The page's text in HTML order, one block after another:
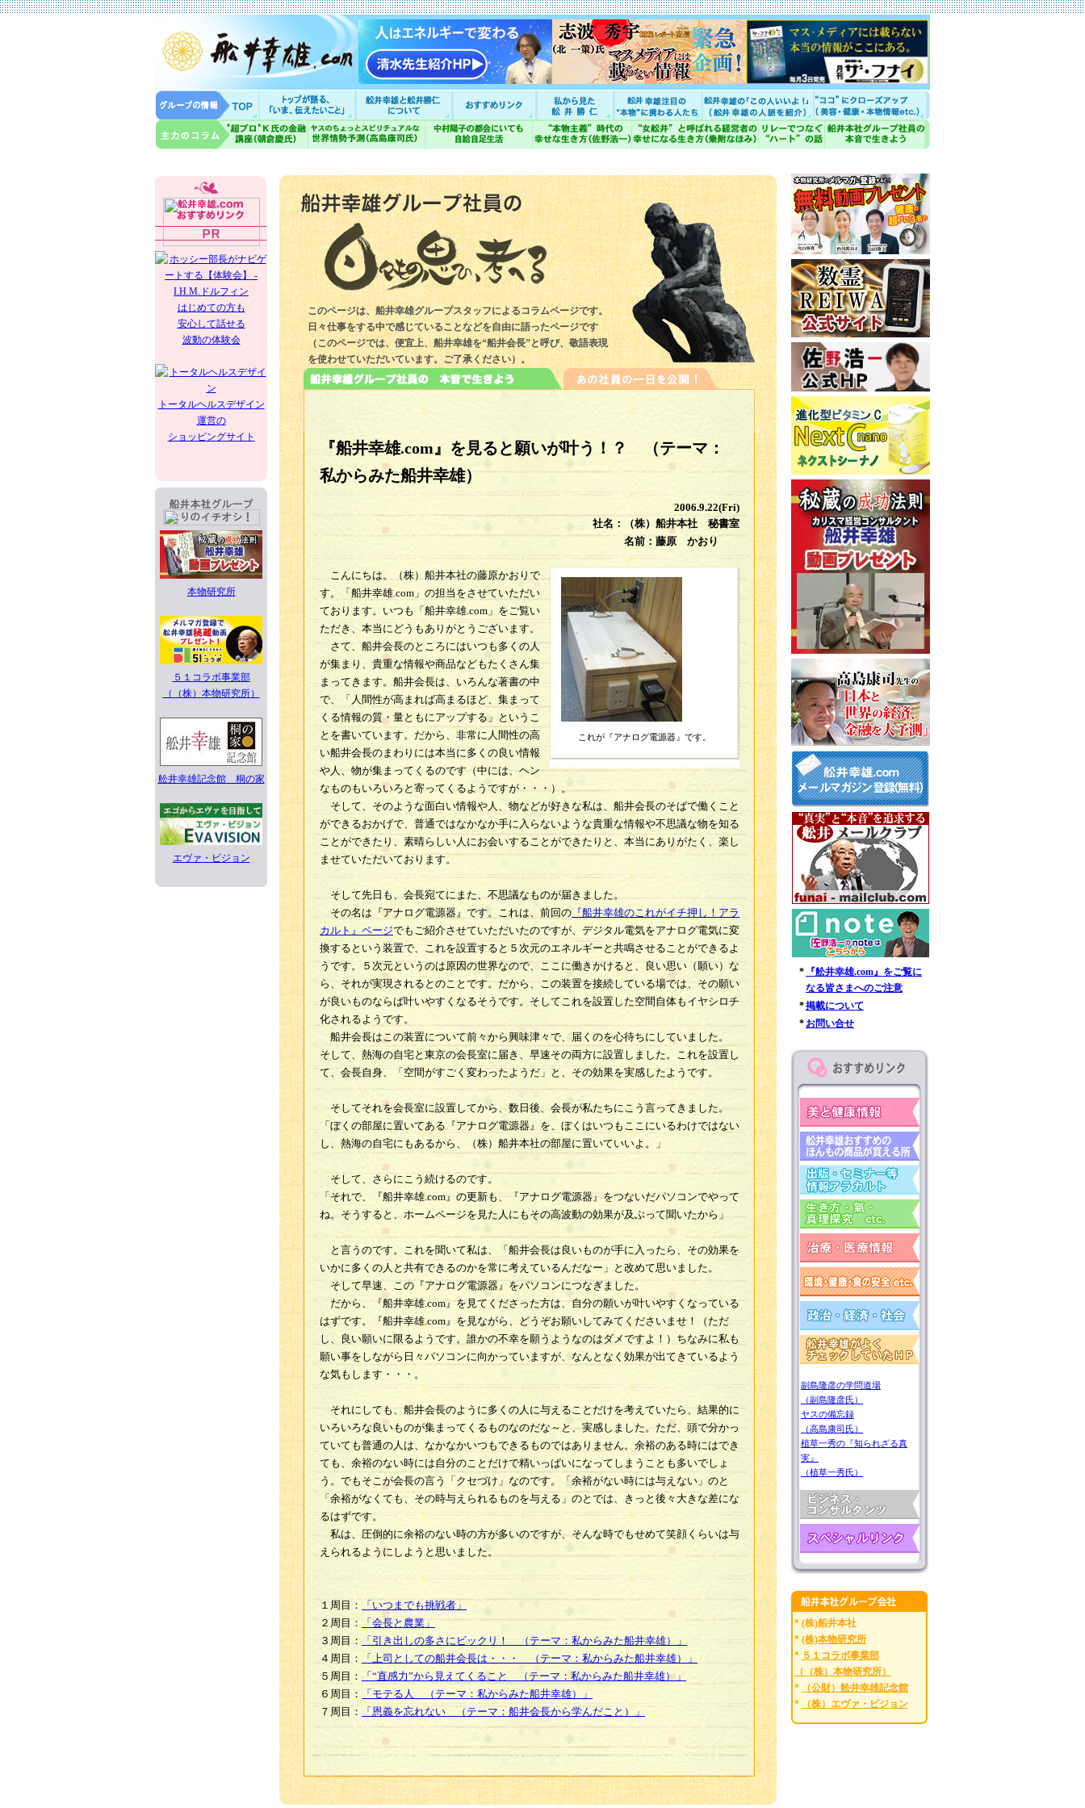
はじめての方も
安心して話せる
波動の体験会
トータルヘルスデザイン
運営の
ショッピングサイト
本物研究所
５１コラボ事業部
（（株）本物研究所）
舩井幸雄記念館 桐の家
エヴァ・ビジョン
このページは、船井幸雄グループスタッフによるコラムページです。
日々仕事をする中で感じていることなどを自由に語ったページです
（このページでは、便宜上、船井幸雄を“船井会長”と呼び、敬語表現
を使わせていただいています。ご了承ください）。
『船井幸雄.com』を見ると願いが叶う！？ （テーマ：
私からみた船井幸雄）
2006.9.22(Fri)
社名：（株）船井本社 秘書室
名前：藤原 かおり
これが『アナログ電源器』です。
こんにちは。（株）船井本社の藤原かおりで
す。「船井幸雄.com」の担当をさせていただい
ております。いつも「船井幸雄.com」をご覧い
ただき、本当にどうもありがとうございます。
さて、船井会長のところにはいつも多くの人
が集まり、貴重な情報や商品などもたくさん集
まってきます。船井会長は、いろんな著書の中
で、「人間性が高まれば高まるほど、集まって
くる情報の質・量ともにアップする」というこ
とを書いています。だから、非常に人間性の高
い船井会長のまわりには本当に多くの良い情報
や人、物が集まってくるのです（中には、ヘン
なものもいろいろと寄ってくるようですが・・・）。
そして、そのような面白い情報や人、物などが好きな私は、船井会長のそばで働くこと
ができるおかげで、普通ではなかなか手に入らないような貴重な情報や不思議な物を知る
ことができたり、素晴らしい人にお会いすることができたりと、本当にありがたく、楽し
ませていただいております。
そして先日も、会長宛てにまた、不思議なものが届きました。
その名は『アナログ電源器』です。これは、前回の 『船井幸雄のこれがイチ押し！アラ
カルト』ページでもご紹介させていただいたのですが、デジタル電気をアナログ電気に変
換するという装置で、これを設置すると５次元のエネルギーと共鳴させることができるよ
うです。５次元というのは原因の世界なので、ここに働きかけると、良い思い（願い）な
ら、それが実現されるとのことです。だから、この装置を接続している場では、その願い
が良いものならば叶いやすくなるそうです。そしてこれを設置した空間自体もイヤシロチ
化されるようです。
船井会長はこの装置について前々から興味津々で、届くのを心待ちにしていました。
そして、熱海の自宅と東京の会長室に届き、早速その両方に設置しました。これを設置し
て、会長自身、「空間がすごく変わったようだ」と、その効果を実感したようです。
そしてそれを会長室に設置してから、数日後、会長が私たちにこう言ってきました。
「ぼくの部屋に置いてある『アナログ電源器』を、ぼくはいつもここにいるわけではない
し、熱海の自宅にもあるから、（株）船井本社の部屋に置いていいよ。」
そして、さらにこう続けるのです。
「それで、『船井幸雄.com』の更新も、『アナログ電源器』をつないだパソコンでやって
ね。そうすると、ホームページを見た人にもその高波動の効果が及ぶって聞いたから」
と言うのです。これを聞いて私は、「船井会長は良いものが手に入ったら、その効果を
いかに多くの人と共有できるのかを常に考えているんだなー」と改めて思いました。
そして早速、この『アナログ電源器』をパソコンにつなぎました。
だから、『船井幸雄.com』を見てくださった方は、自分の願いが叶いやすくなっている
はずです。『船井幸雄.com』を見ながら、どうぞお願いしてみてくださいませ！（ただ
し、良い願いに限るようです。誰かの不幸を願うようなのはダメですよ！）ちなみに私も
願い事をしながら日々パソコンに向かっていますが、なんとなく効果が出てきているよう
な気もします・・・。
それにしても、船井会長のように多くの人に与えることだけを考えていたら、結果的に
いろいろな良いものが集まってくるものなのだな～と、実感しました。ただ、頭で分かっ
ていても普通の人は、なかなかいつもできるものではありません。余裕のある時にはでき
ても、余裕のない時には自分のことだけで精いっぱいになってしまうことも多いでしょ
う。でもそこが会長の言う「クセづけ」なのです。「余裕がない時には与えない」のと
「余裕がなくても、その時与えられるものを与える」のとでは、きっと後々大きな差にな
るはずです。
私は、圧倒的に余裕のない時の方が多いのですが、そんな時でもせめて笑顔くらいは与
えられるようにしようと思いました。
１周目：
「いつまでも挑戦者」
２周目：
「会長と農業」
３周目：
「引き出しの多さにビックリ！ （テーマ：私からみた船井幸雄）」
４周目：
「上司としての船井会長は・・・ （テーマ：私からみた船井幸雄）」
５周目：
「“直感力”から見えてくること （テーマ：私からみた船井幸雄）」
６周目：
「モテる人 （テーマ：私からみた船井幸雄）」
７周目：
「恩義を忘れない （テーマ：船井会長から学んだこと）」
*
『舩井幸雄.com』をご覧に
なる皆さまへのご注意
*掲載について
* お問い合せ
副島隆彦の学問道場
（副島隆彦氏）
ヤスの備忘録
（高島康司氏）
植草一秀の『知られざる真
実』
（植草一秀氏）
* (株)船井本社
* (株)本物研究所
* ５１コラボ事業部
（（株）本物研究所）
*
（公財）舩井幸雄記念館
*
（株）エヴァ・ビジョン